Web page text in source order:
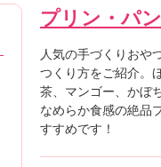
シ
を
見
つ
け
よ
プリン・パ
人気の手づくりおや
つくり方をご紹介。
茶、マンゴー、かぼ
なめらか食感の絶品
すすめです！